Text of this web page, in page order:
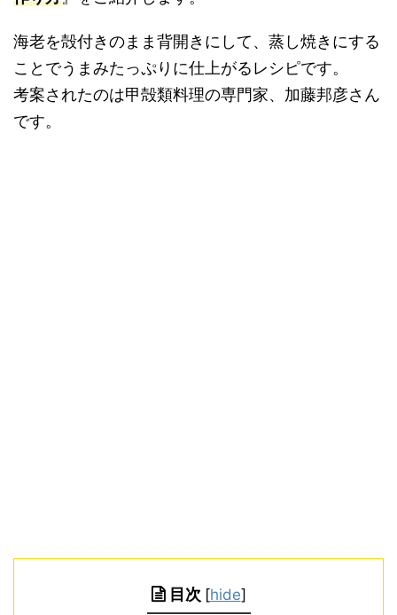
海老を殻付きのまま背開きにして、蒸し焼きにする
ことでうまみたっぷりに仕上がるレシピです。
考案されたのは甲殻類料理の専門家、加藤邦彦さん
です。
目次 [hide]